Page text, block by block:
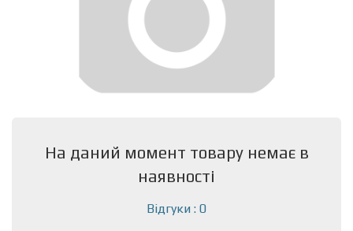
На даний момент товару немає в
наявності
Відгуки : 0